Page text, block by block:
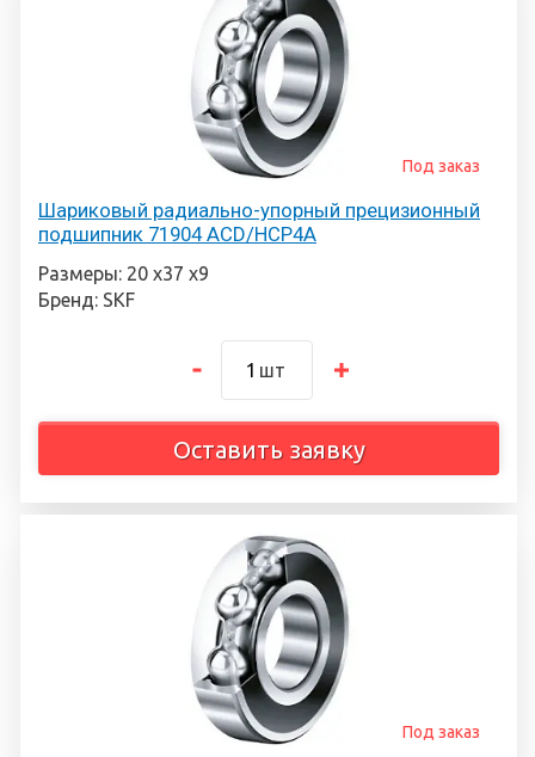
Шариковый радиально-упорный прецизионный
подшипник 71904 ACD/HCP4A
Под заказ
Размеры: 20 х37 х9
Бренд: SKF
шт
Оставить заявку
Под заказ